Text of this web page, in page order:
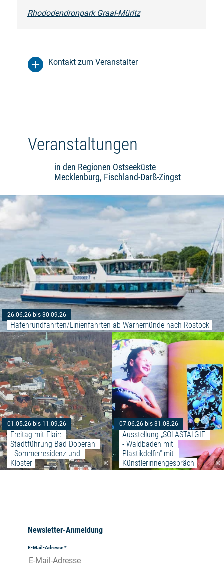
Rhododendronpark Graal-Müritz
Kontakt zum Veranstalter
Veranstaltungen
in den Regionen Ostseeküste
Mecklenburg, Fischland-Darß-Zingst
26.06.26 bis 30.09.26
Hafenrundfahrten/Linienfahrten ab Warnemünde nach Rostock
©
01.05.26 bis 11.09.26
Freitag mit Flair:
Stadtführung Bad Doberan
- Sommerresidenz und
Kloster
Weiterlesen: "Freitag mit Flair:
©
07.06.26 bis 31.08.26
Ausstellung „SOLASTALGIE
- Waldbaden mit
Plastikdelfin“ mit
Künstlerinnengespräch
Newsletter-Anmeldung
E-Mail-Adresse*